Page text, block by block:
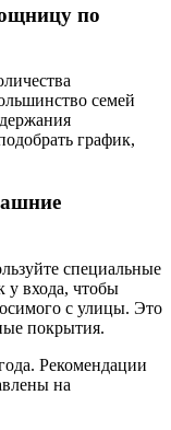
по
семей
график,
специальные
у входа, чтобы
с улицы. Это
покрытия.
Рекомендации
на